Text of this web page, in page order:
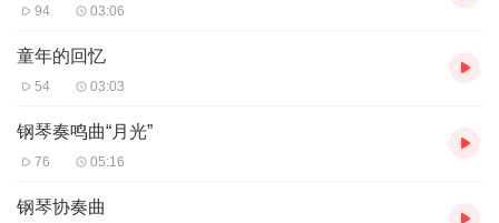
94 03:06
童年的回忆
54 03:03
钢琴奏鸣曲“月光”
76 05:16
钢琴协奏曲